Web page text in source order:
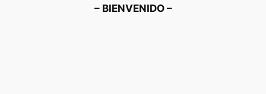
– BIENVENIDO –